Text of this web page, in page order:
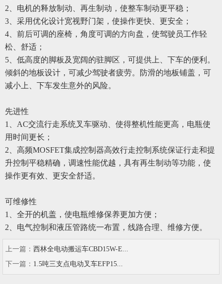
2 、电机的释放制动、再生制动，使整车制动更平稳；
3 、采用优化设计宽视野门架，使操作更快、更安全；
4 、前后可调的座椅，角度可调的方向盘，使驾驶员工作轻
松、舒适；
5 、低高度的脚板及宽阔的驻脚区，可提供上、下车的便利。
倾斜的地板设计，可减少驾驶者疲劳。防滑的地板铺盖，可
减小上、下车发生意外的风险。
先进性
1
、AC交流行走系统叉车驱动、使得整机性能更高，电瓶使
用时间更长；
2 、高频MOSFET集成控制器高效行走控制系统保证行走和提
升控制平稳精确，调速性能优越，具有再生制动等功能，使
操作更有效、更安全舒适。
可维修性
1
、全开的机盖，使电瓶维修保养更加方便；
2 、电气控制和液压管路统一布置，线路合理、维修方便。
上一篇： 西林全电动搬运车CBD15W-E...
下一篇： 1.5吨三支点电动叉车EFP15...